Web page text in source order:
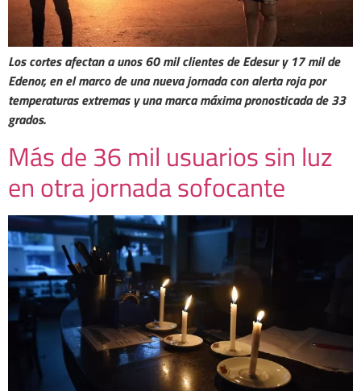
Los cortes afectan a unos 60 mil clientes de Edesur y 17 mil de
Edenor, en el marco de una nueva jornada con alerta roja por
temperaturas extremas y una marca máxima pronosticada de 33
grados.
Más de 36 mil usuarios sin luz
en otra jornada sofocante